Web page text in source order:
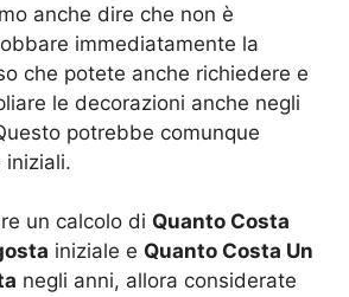
anche dire che non è
immediatamente la
che potete anche richiedere e
le decorazioni anche negli
potrebbe comunque
iniziali.
un calcolo di Quanto Costa
iniziale e Quanto Costa Un
negli anni, allora considerate